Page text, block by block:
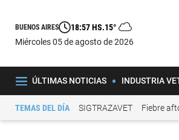
BUENOS AIRES 18:57 HS.15°
miércoles 05 de agosto de 2026
ÚLTIMAS NOTICIAS INDUSTRIA
TEMAS DEL DÍA SIGTRAZAVET Fiebre